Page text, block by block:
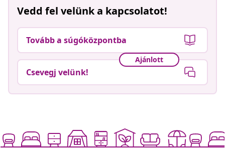
Vedd fel velünk a kapcsolatot!
Tovább a súgóközpontba
Ajánlott
Csevegj velünk!